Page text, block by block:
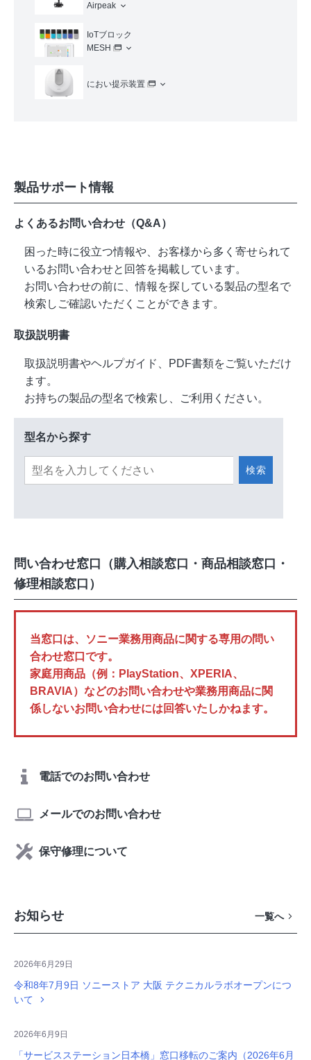
Airpeak
IoTブロック
MESH
におい提示装置
製品サポート情報
よくあるお問い合わせ（Q&A）
困った時に役立つ情報や、お客様から多く寄せられて
いるお問い合わせと回答を掲載しています。
お問い合わせの前に、情報を探している製品の型名で
検索しご確認いただくことができます。
取扱説明書
取扱説明書やヘルプガイド、PDF書類をご覧いただけ
ます。
お持ちの製品の型名で検索し、ご利用ください。
型名から探す
検索
問い合わせ窓口（購入相談窓口・商品相談窓口・
修理相談窓口）
当窓口は、ソニー業務用商品に関する専用の問い
合わせ窓口です。
家庭用商品（例：PlayStation、XPERIA、
BRAVIA）などのお問い合わせや業務用商品に関
係しないお問い合わせには回答いたしかねます。
電話でのお問い合わせ
メールでのお問い合わせ
保守修理について
お知らせ 一覧へ
2026年6月29日
令和8年7月9日 ソニーストア 大阪 テクニカルラボオープンにつ
いて
2026年6月9日
「サービスステーション日本橋」窓口移転のご案内（2026年6月